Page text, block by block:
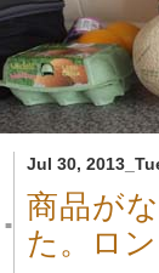
Jul 30,
■
商品が
た。ロ